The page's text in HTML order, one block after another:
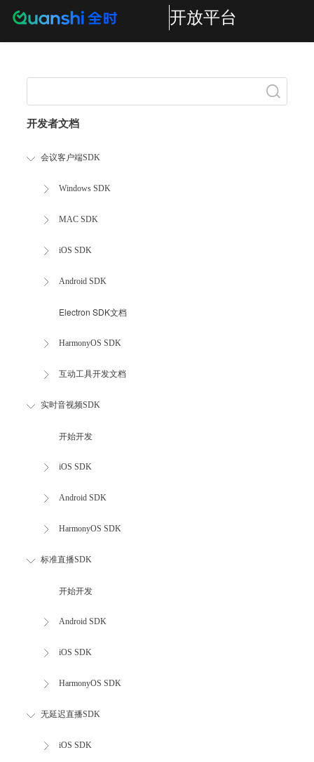
开放平台
开发者文档
会议客户端SDK
Windows SDK
MAC SDK
iOS SDK
Android SDK
Electron SDK文档
HarmonyOS SDK
互动工具开发文档
实时音视频SDK
开始开发
iOS SDK
Android SDK
HarmonyOS SDK
标准直播SDK
开始开发
Android SDK
iOS SDK
HarmonyOS SDK
无延迟直播SDK
iOS SDK